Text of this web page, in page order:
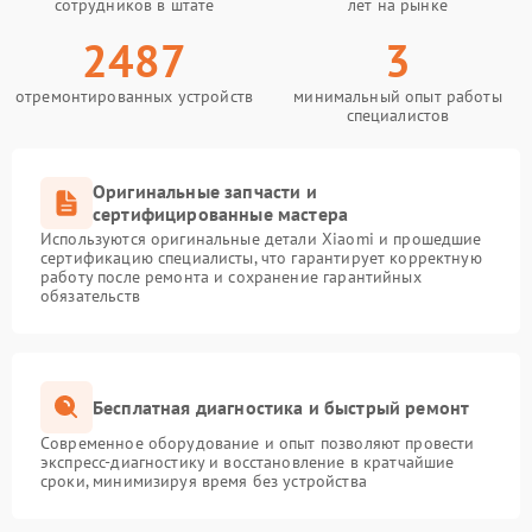
сотрудников в штате лет на рынке
2487
отремонтированных устройств
3
минимальный опыт работы
специалистов
Оригинальные запчасти и
сертифицированные мастера
Используются оригинальные детали Xiaomi и прошедшие
сертификацию специалисты, что гарантирует корректную
работу после ремонта и сохранение гарантийных
обязательств
Бесплатная диагностика и быстрый ремонт
Современное оборудование и опыт позволяют провести
экспресс-диагностику и восстановление в кратчайшие
сроки, минимизируя время без устройства